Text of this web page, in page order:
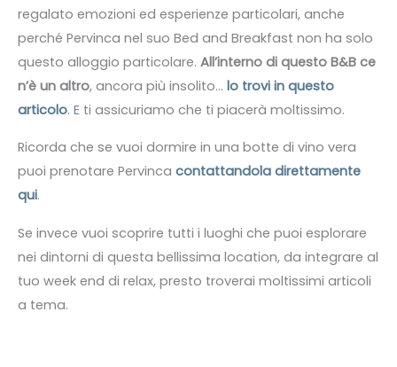
regalato emozioni ed esperienze particolari, anche
perché Pervinca nel suo Bed and Breakfast non ha solo
questo alloggio particolare. All’interno di questo B&B ce
n’è un altro, ancora più insolito… lo trovi in questo
articolo. E ti assicuriamo che ti piacerà moltissimo.
Ricorda che se vuoi dormire in una botte di vino vera
puoi prenotare Pervinca contattandola direttamente
qui.
Se invece vuoi scoprire tutti i luoghi che puoi esplorare
nei dintorni di questa bellissima location, da integrare al
tuo week end di relax, presto troverai moltissimi articoli
a tema.